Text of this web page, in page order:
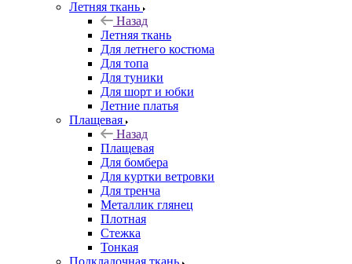
Летняя ткань
Назад
Летняя ткань
Для летнего костюма
Для топа
Для туники
Для шорт и юбки
Летние платья
Плащевая
Назад
Плащевая
Для бомбера
Для куртки ветровки
Для тренча
Металлик глянец
Плотная
Стежка
Тонкая
Подкладочная ткань